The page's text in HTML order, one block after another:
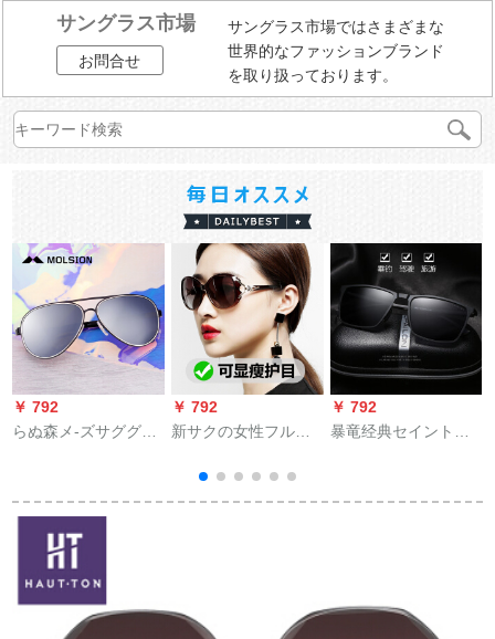
サングラス市場
お問合せ
サングラス市場ではさまざまな
世界的なファッションブランド
を取り扱っております。
￥ 792
らぬ森メ-ズサググミ
￥ 792
新サクの女性フルコ
性の偏光サーリング
の女性の丸顔の2019
￥ 792
暴竜经典セイント男
転手紫外线カットバ